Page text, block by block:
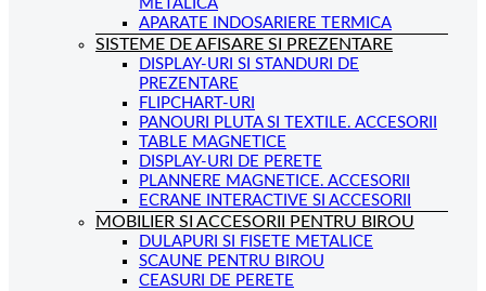
METALICA
APARATE INDOSARIERE TERMICA
SISTEME DE AFISARE SI PREZENTARE
DISPLAY-URI SI STANDURI DE
PREZENTARE
FLIPCHART-URI
PANOURI PLUTA SI TEXTILE. ACCESORII
TABLE MAGNETICE
DISPLAY-URI DE PERETE
PLANNERE MAGNETICE. ACCESORII
ECRANE INTERACTIVE SI ACCESORII
MOBILIER SI ACCESORII PENTRU BIROU
DULAPURI SI FISETE METALICE
SCAUNE PENTRU BIROU
CEASURI DE PERETE